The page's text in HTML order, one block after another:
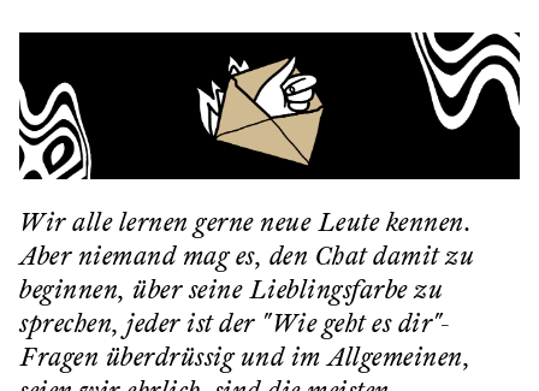
Wir alle lernen gerne neue Leute kennen.
Aber niemand mag es, den Chat damit zu
beginnen, über seine Lieblingsfarbe zu
sprechen, jeder ist der "Wie geht es dir"-
Fragen überdrüssig und im Allgemeinen,